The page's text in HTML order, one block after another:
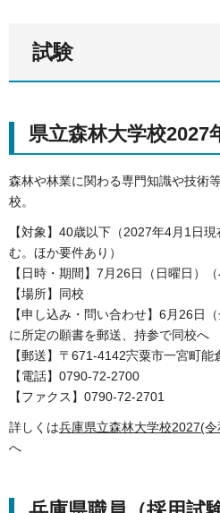
試験
県立森林大学校2027
森林や林業に関わる専門知識や技術
校。
【対象】40歳以下（2027年4月1日
む。ほか要件あり）
【日時・期間】7月26日（日曜日）（
【場所】同校
【申し込み・問い合わせ】6月26日
に所定の願書を郵送、持参で同校へ
【郵送】〒671-4142宍粟市一宮町能
【電話】0790-72-2700
【ファクス】0790-72-2701
詳しくは兵庫県立森林大学校2027(
へ